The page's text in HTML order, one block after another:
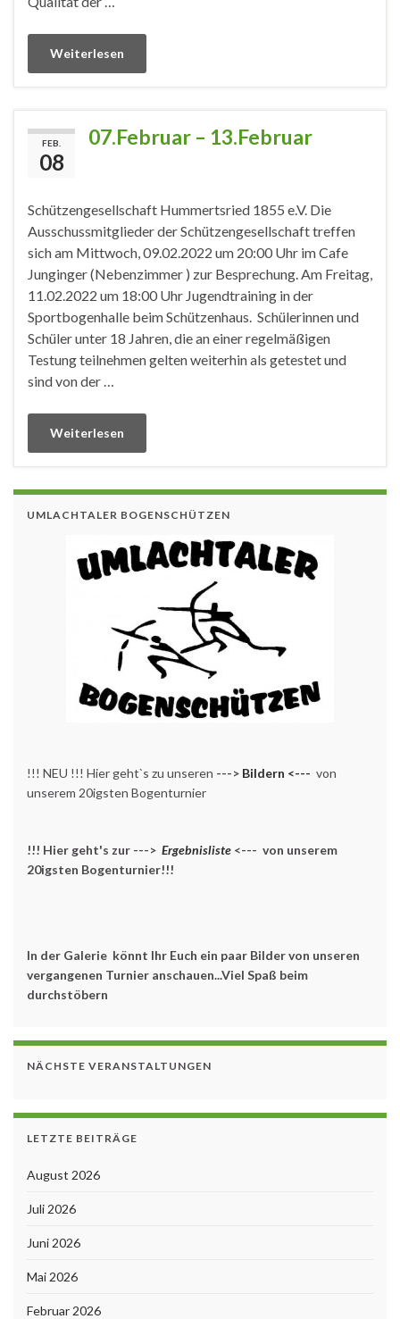
Weiterlesen
FEB.
08
07.Februar – 13.Februar
Schützengesellschaft Hummertsried 1855 e.V. Die
Ausschussmitglieder der Schützengesellschaft treffen
sich am Mittwoch, 09.02.2022 um 20:00 Uhr im Cafe
Junginger (Nebenzimmer ) zur Besprechung. Am Freitag,
11.02.2022 um 18:00 Uhr Jugendtraining in der
Sportbogenhalle beim Schützenhaus. Schülerinnen und
Schüler unter 18 Jahren, die an einer regelmäßigen
Testung teilnehmen gelten weiterhin als getestet und
sind von der …
Weiterlesen
UMLACHTALER BOGENSCHÜTZEN
!!! NEU !!! Hier geht`s zu unseren ---> Bildern <--- von
unserem 20igsten Bogenturnier
!!! Hier geht's zur ---> Ergebnisliste <--- von unserem
20igsten Bogenturnier!!!
In der Galerie könnt Ihr Euch ein paar Bilder von unseren
vergangenen Turnier anschauen...Viel Spaß beim
durchstöbern
NÄCHSTE VERANSTALTUNGEN
LETZTE BEITRÄGE
August 2026
Juli 2026
Juni 2026
Mai 2026
Februar 2026